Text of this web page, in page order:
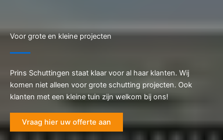
Voor grote en kleine projecten
Prins Schuttingen staat klaar voor al haar klanten. Wij
komen niet alleen voor grote schutting projecten. Ook
klanten met een kleine tuin zijn welkom bij ons!
Vraag hier uw offerte aan